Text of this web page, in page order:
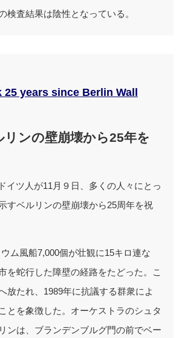
検査結果は陰性となっている。
years since Berlin Wall
リンの壁崩壊から25年を
イツ人が11月９日、多くの人々にとっ
すベルリンの壁崩壊から25周年を祝
ム風船7,000個が壮観に15キロ連な
を蛇行した障壁の経路をたどった。こ
放たれ、1989年に抗議する群衆によ
とを象徴した。オーケストラのシュタ
ンは、ブランデンブルグ門の前でベー